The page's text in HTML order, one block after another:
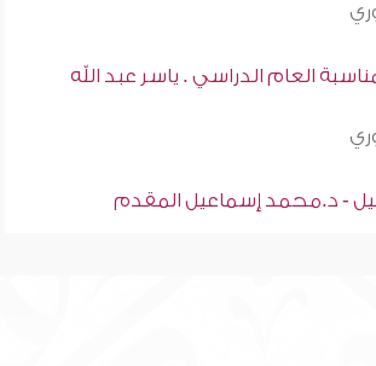
العام الدراسي . ياسر عبد الله